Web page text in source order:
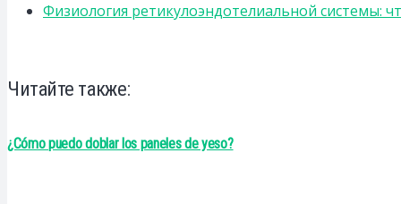
Физиология ретикулоэндотелиальной системы:
Читайте также:
¿Cómo puedo doblar los paneles de yeso?